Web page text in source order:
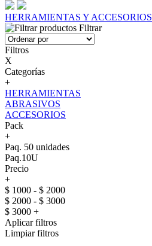
HERRAMIENTAS Y ACCESORIOS
Filtrar
Filtros
X
Categorías
+
HERRAMIENTAS
ABRASIVOS
ACCESORIOS
Pack
+
Paq. 50 unidades
Paq.10U
Precio
+
$ 1000 - $ 2000
$ 2000 - $ 3000
$ 3000 +
Aplicar filtros
Limpiar filtros